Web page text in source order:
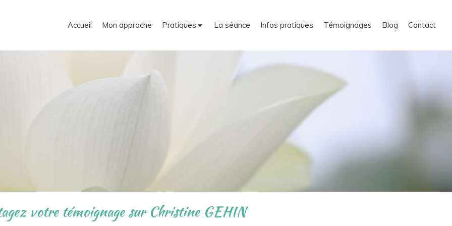
Accueil Mon approche Pratiques La séance Infos pratiques Témoignages Blog Contact
votre témoignage sur Christine GEHIN